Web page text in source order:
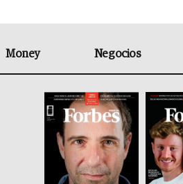
Money Negocios